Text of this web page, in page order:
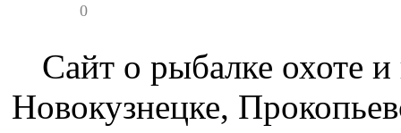
0
Сайт о рыбалке охоте
Новокузнецке,